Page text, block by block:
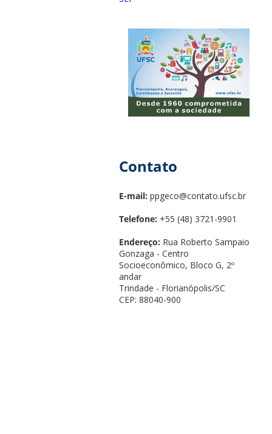
Contato
E-mail: ppgeco@contato.ufsc.br
Telefone: +55 (48) 3721-9901
Endereço: Rua Roberto Sampaio
Gonzaga - Centro
Socioeconômico, Bloco G, 2º
andar
Trindade - Florianópolis/SC
CEP: 88040-900